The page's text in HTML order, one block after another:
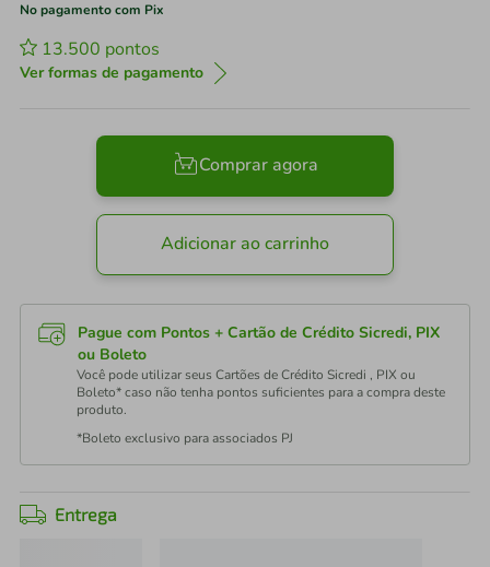
No pagamento com Pix
13.500 pontos
Ver formas de pagamento
Comprar agora
Adicionar ao carrinho
Pague com Pontos + Cartão de Crédito Sicredi, PIX
ou Boleto
Você pode utilizar seus Cartões de Crédito Sicredi , PIX ou
Boleto* caso não tenha pontos suficientes para a compra deste
produto.
*Boleto exclusivo para associados PJ
Entrega